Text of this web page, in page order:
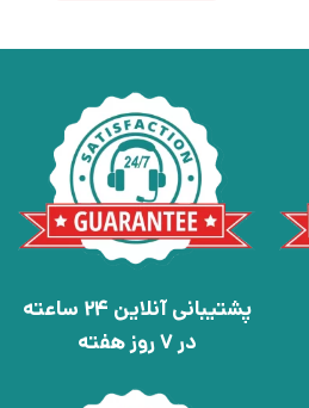
پشتیبانی آنلاین 24 ساعته
در 7 روز هفته